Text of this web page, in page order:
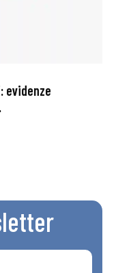
evidenze